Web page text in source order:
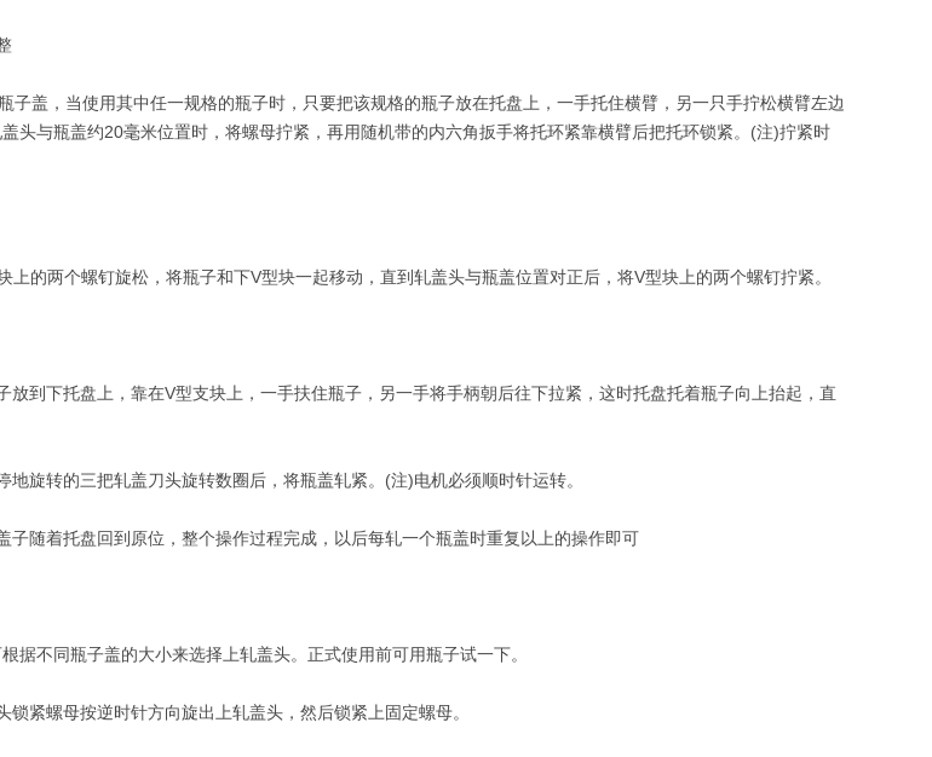
盖，当使用其中任一规格的瓶子时，只要把该规格的瓶子放在托盘上，一手托住横臂，另一只手拧松横臂左边
头与瓶盖约20毫米位置时，将螺母拧紧，再用随机带的内六角扳手将托环紧靠横臂后把托环锁紧。(注)拧紧时
的两个螺钉旋松，将瓶子和下V型块一起移动，直到轧盖头与瓶盖位置对正后，将V型块上的两个螺钉拧紧。
到下托盘上，靠在V型支块上，一手扶住瓶子，另一手将手柄朝后往下拉紧，这时托盘托着瓶子向上抬起，直
旋转的三把轧盖刀头旋转数圈后，将瓶盖轧紧。(注)电机必须顺时针运转。
随着托盘回到原位，整个操作过程完成，以后每轧一个瓶盖时重复以上的操作即可
不同瓶子盖的大小来选择上轧盖头。正式使用前可用瓶子试一下。
紧螺母按逆时针方向旋出上轧盖头，然后锁紧上固定螺母。